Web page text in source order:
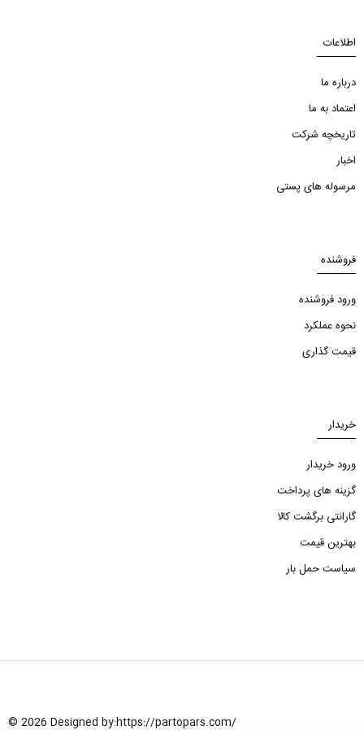
اطلاعات
درباره ما
اعتماد به ما
تاریخچه شرکت
اخبار
مرسوله های پستی
فروشنده
ورود فروشنده
نحوه عملکرد
قیمت گذاری
خریدار
ورود خریدار
گزینه های پرداخت
گارانتی برگشت کالا
بهترین قیمت
سیاست حمل بار
© 2026 Designed by:https://partopars.com/